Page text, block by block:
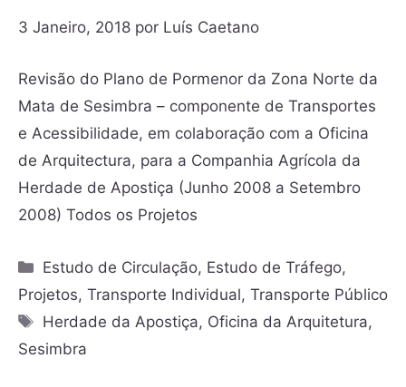
3 Janeiro, 2018 por Luís Caetano
Revisão do Plano de Pormenor da Zona Norte da
Mata de Sesimbra – componente de Transportes
e Acessibilidade, em colaboração com a Oficina
de Arquitectura, para a Companhia Agrícola da
Herdade de Apostiça (Junho 2008 a Setembro
2008) Todos os Projetos
Estudo de Circulação, Estudo de Tráfego,
Projetos, Transporte Individual, Transporte Público
Herdade da Apostiça, Oficina da Arquitetura,
Sesimbra